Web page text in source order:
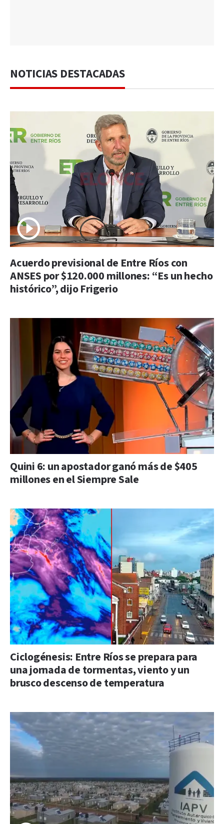
NOTICIAS DESTACADAS
Acuerdo previsional de Entre Ríos con
ANSES por $120.000 millones: “Es un hecho
histórico”, dijo Frigerio
Quini 6: un apostador ganó más de $405
millones en el Siempre Sale
Ciclogénesis: Entre Ríos se prepara para
una jornada de tormentas, viento y un
brusco descenso de temperatura